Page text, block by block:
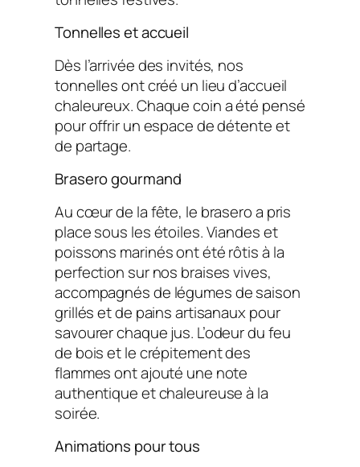
Tonnelles et accueil
Dès l’arrivée des invités, nos
tonnelles ont créé un lieu d’accueil
chaleureux. Chaque coin a été pensé
pour offrir un espace de détente et
de partage.
Brasero gourmand
Au cœur de la fête, le brasero a pris
place sous les étoiles. Viandes et
poissons marinés ont été rôtis à la
perfection sur nos braises vives,
accompagnés de légumes de saison
grillés et de pains artisanaux pour
savourer chaque jus. L’odeur du feu
de bois et le crépitement des
flammes ont ajouté une note
authentique et chaleureuse à la
soirée.
Animations pour tous